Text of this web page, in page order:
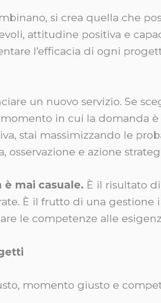
si crea quella che
attitudine positiva e
l’efficacia di ogni
un nuovo servizio. Se
in cui la domanda
stai massimizzando le
e azione
mai casuale. È il risultato
È il frutto di una
le competenze alle
momento giusto e